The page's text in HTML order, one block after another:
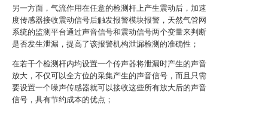
另一方面，气流作用在任意的检测杆上产生震动后，加速
度传感器接收震动信号后触发报警模块报警，天然气管网
系统的监测平台通过声音信号和震动信号两个变量来判断
是否发生泄漏，提高了该报警机构泄漏检测的准确性；
在若干个检测杆内均设置一个传声器将泄漏时产生的声音
放大，不仅可以全方位的采集产生的声音信号，而且只需
要设置一个噪声传感器就可以接收这些所有放大后的声音
信号，具有节约成本的优点；